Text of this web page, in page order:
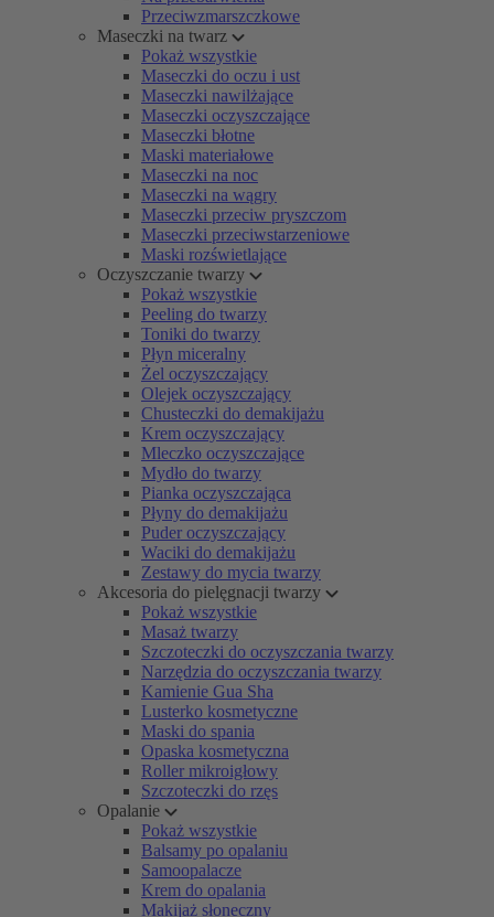
Przeciwzmarszczkowe
Maseczki na twarz
Pokaż wszystkie
Maseczki do oczu i ust
Maseczki nawilżające
Maseczki oczyszczające
Maseczki błotne
Maski materiałowe
Maseczki na noc
Maseczki na wągry
Maseczki przeciw pryszczom
Maseczki przeciwstarzeniowe
Maski rozświetlające
Oczyszczanie twarzy
Pokaż wszystkie
Peeling do twarzy
Toniki do twarzy
Płyn miceralny
Żel oczyszczający
Olejek oczyszczający
Chusteczki do demakijażu
Krem oczyszczający
Mleczko oczyszczające
Mydło do twarzy
Pianka oczyszczająca
Płyny do demakijażu
Puder oczyszczający
Waciki do demakijażu
Zestawy do mycia twarzy
Akcesoria do pielęgnacji twarzy
Pokaż wszystkie
Masaż twarzy
Szczoteczki do oczyszczania twarzy
Narzędzia do oczyszczania twarzy
Kamienie Gua Sha
Lusterko kosmetyczne
Maski do spania
Opaska kosmetyczna
Roller mikroigłowy
Szczoteczki do rzęs
Opalanie
Pokaż wszystkie
Balsamy po opalaniu
Samoopalacze
Krem do opalania
Makijaż słoneczny